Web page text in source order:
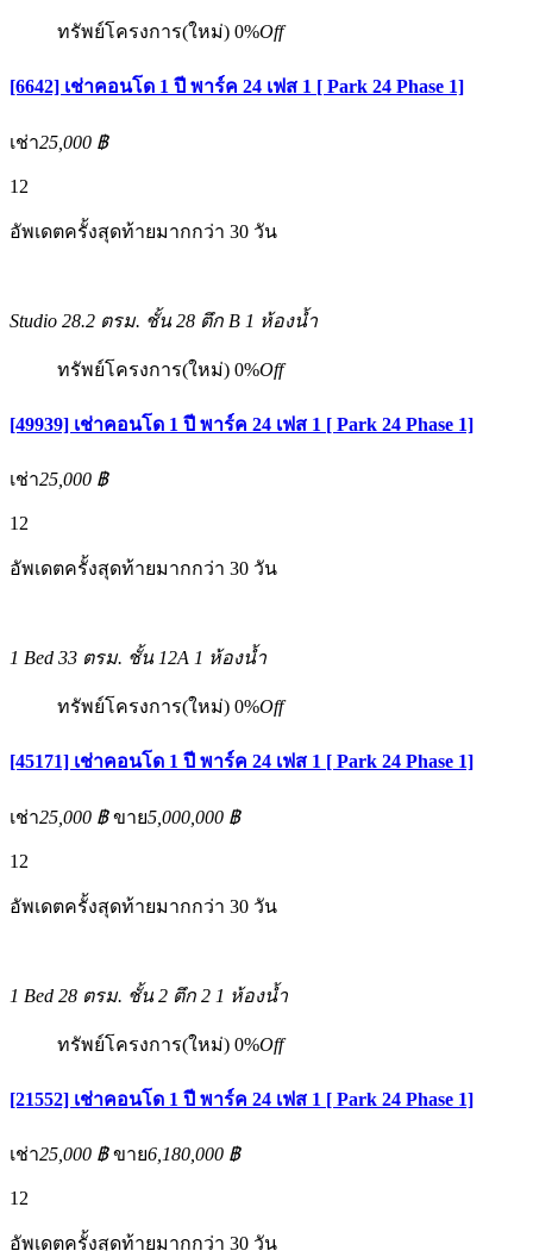
ทรัพย์โครงการ(ใหม่) 0%Off
[6642] เช่าคอนโด 1 ปี พาร์ค 24 เฟส 1 [ Park 24 Phase 1]
เช่า25,000 ฿
12
อัพเดตครั้งสุดท้ายมากกว่า 30 วัน
Studio 28.2 ตรม. ชั้น 28 ตึก B 1 ห้องน้ำ
ทรัพย์โครงการ(ใหม่) 0%Off
[49939] เช่าคอนโด 1 ปี พาร์ค 24 เฟส 1 [ Park 24 Phase 1]
เช่า25,000 ฿
12
อัพเดตครั้งสุดท้ายมากกว่า 30 วัน
1 Bed 33 ตรม. ชั้น 12A 1 ห้องน้ำ
ทรัพย์โครงการ(ใหม่) 0%Off
[45171] เช่าคอนโด 1 ปี พาร์ค 24 เฟส 1 [ Park 24 Phase 1]
เช่า25,000 ฿ ขาย5,000,000 ฿
12
อัพเดตครั้งสุดท้ายมากกว่า 30 วัน
1 Bed 28 ตรม. ชั้น 2 ตึก 2 1 ห้องน้ำ
ทรัพย์โครงการ(ใหม่) 0%Off
[21552] เช่าคอนโด 1 ปี พาร์ค 24 เฟส 1 [ Park 24 Phase 1]
เช่า25,000 ฿ ขาย6,180,000 ฿
12
อัพเดตครั้งสุดท้ายมากกว่า 30 วัน